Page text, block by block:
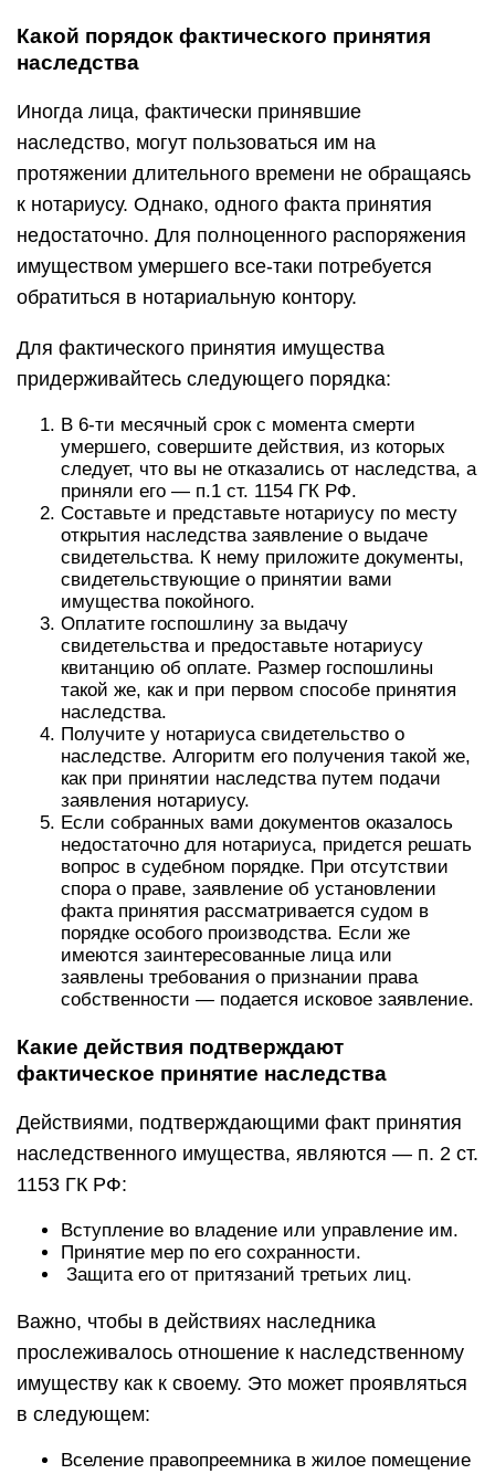
Какой порядок фактического принятия
наследства
Иногда лица, фактически принявшие
наследство, могут пользоваться им на
протяжении длительного времени не обращаясь
к нотариусу. Однако, одного факта принятия
недостаточно. Для полноценного распоряжения
имуществом умершего все-таки потребуется
обратиться в нотариальную контору.
Для фактического принятия имущества
придерживайтесь следующего порядка:
В 6-ти месячный срок с момента смерти
умершего, совершите действия, из которых
следует, что вы не отказались от наследства, а
приняли его — п.1 ст. 1154 ГК РФ.
Составьте и представьте нотариусу по месту
открытия наследства заявление о выдаче
свидетельства. К нему приложите документы,
свидетельствующие о принятии вами
имущества покойного.
Оплатите госпошлину за выдачу
свидетельства и предоставьте нотариусу
квитанцию об оплате. Размер госпошлины
такой же, как и при первом способе принятия
наследства.
Получите у нотариуса свидетельство о
наследстве. Алгоритм его получения такой же,
как при принятии наследства путем подачи
заявления нотариусу.
Если собранных вами документов оказалось
недостаточно для нотариуса, придется решать
вопрос в судебном порядке. При отсутствии
спора о праве, заявление об установлении
факта принятия рассматривается судом в
порядке особого производства. Если же
имеются заинтересованные лица или
заявлены требования о признании права
собственности — подается исковое заявление.
Какие действия подтверждают
фактическое принятие наследства
Действиями, подтверждающими факт принятия
наследственного имущества, являются — п. 2 ст.
1153 ГК РФ:
Вступление во владение или управление им.
Принятие мер по его сохранности.
Защита его от притязаний третьих лиц.
Важно, чтобы в действиях наследника
прослеживалось отношение к наследственному
имуществу как к своему. Это может проявляться
в следующем:
Вселение правопреемника в жилое помещение